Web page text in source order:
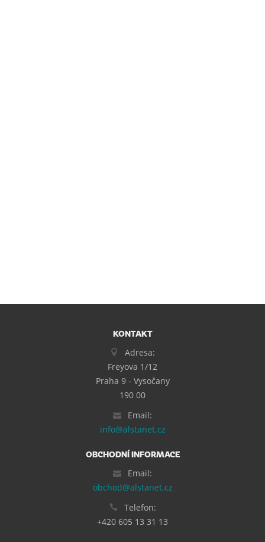
KONTAKT
Adresa:
Freyova 1/12
Praha 9 - Vysočany
190 00
Email:
info@alstanet.cz
OBCHODNÍ INFORMACE
Email:
obchod@alstanet.cz
Telefon:
+420 605 13 31 13